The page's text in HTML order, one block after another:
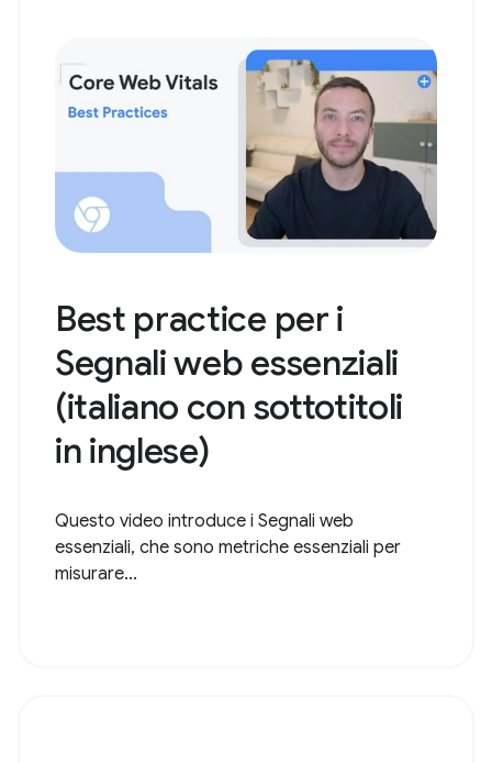
Best practice per i
Segnali web essenziali
(italiano con sottotitoli
in inglese)
Questo video introduce i Segnali web
essenziali, che sono metriche essenziali per
misurare...